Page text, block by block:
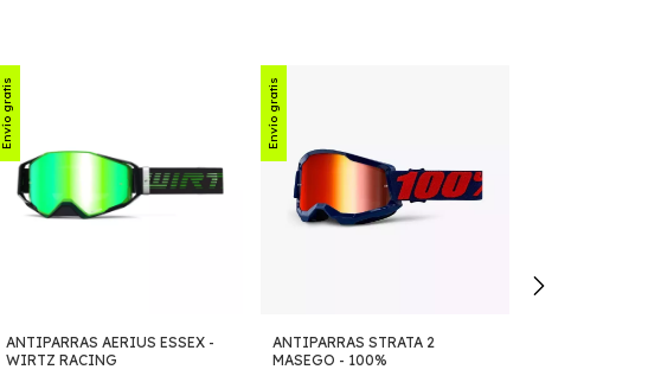
Envío gratis
ANTIPARRAS AERIUS ESSEX -
WIRTZ RACING
Envío gratis
ANTIPARRAS STRATA 2
MASEGO - 100%